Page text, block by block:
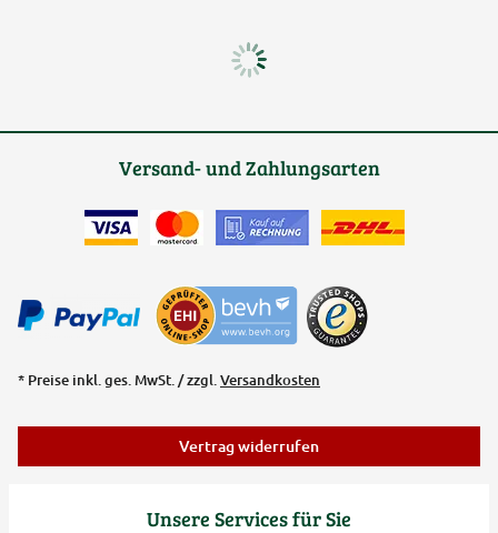
Unsere Services für Sie
Versand- und Zahlungsarten
* Preise inkl. ges. MwSt. / zzgl.Versandkosten
Vertrag widerrufen